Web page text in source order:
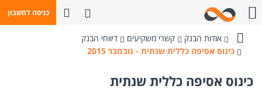
כניסה לחשבון
פתח חיפושחייגו אלינו
בנק
אודות הבנק קשרי משקיעים
דיווחי הבנק
כינוס אסיפה כללית שנתית - נובמבר 2015
כינוס אסיפה כללית שנתית